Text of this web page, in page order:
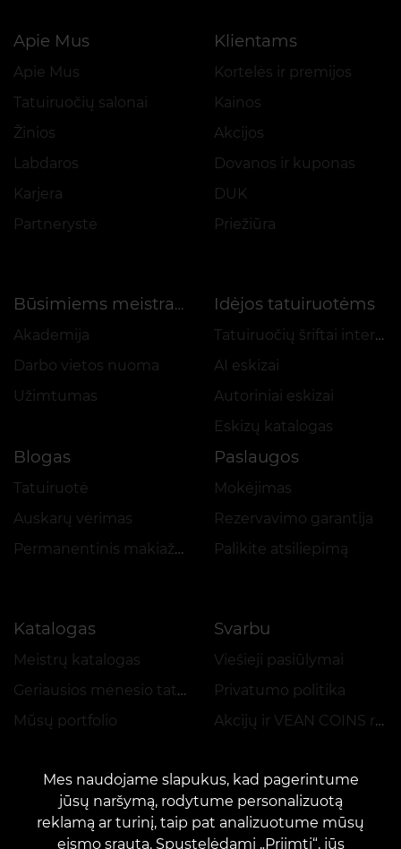
Apie Mus
Apie Mus
Tatuiruočių salonai
Žinios
Labdaros
Karjera
Partnerystė
Klientams
Kortelės ir premijos
Kainos
Akcijos
Dovanos ir kuponas
DUK
Priežiūra
Būsimiems meistrams
Akademija
Darbo vietos nuoma
Užimtumas
Idėjos tatuiruotėms
Tatuiruočių šriftai internetu
AI eskizai
Autoriniai eskizai
Eskizų katalogas
Blogas
Tatuiruotė
Auskarų vėrimas
Permanentinis makiažas
Paslaugos
Mokėjimas
Rezervavimo garantija
Palikite atsiliepimą
Katalogas
Meistrų katalogas
Geriausios mėnesio tatuiruotės
Mūsų portfolio
Svarbu
Viešieji pasiūlymai
Privatumo politika
Akcijų ir VEAN COINS reglamentas
KONTAKTAI
Mes naudojame slapukus, kad pagerintume
jūsų naršymą, rodytume personalizuotą
reklamą ar turinį, taip pat analizuotume mūsų
eismo srautą. Spustelėdami „Priimti“, jūs